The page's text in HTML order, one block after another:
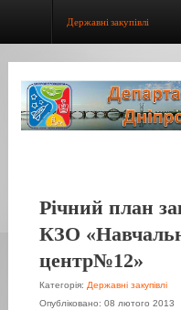
Державні закупівлі
Річний план
КЗО
центр№12»
Категорія: Державні закупівлі
Опубліковано: 08 лютого 2013